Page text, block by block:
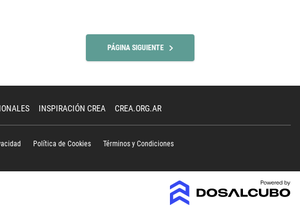
PÁGINA SIGUIENTE
INSPIRACIÓN CREA CREA.ORG.AR
Política de Cookies Términos y Condiciones